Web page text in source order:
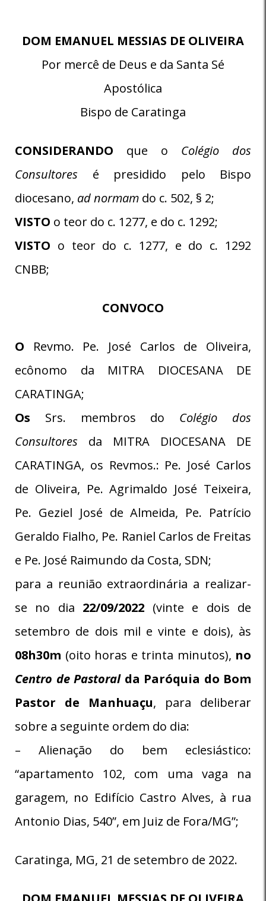
DOM EMANUEL MESSIAS DE OLIVEIRA
Por mercê de Deus e da Santa Sé
Apostólica
Bispo de Caratinga
CONSIDERANDO que o Colégio dos
Consultores é presidido pelo Bispo
diocesano, ad normam do c. 502, § 2;
VISTO o teor do c. 1277, e do c. 1292;
VISTO o teor do c. 1277, e do c. 1292
CNBB;
CONVOCO
O Revmo. Pe. José Carlos de Oliveira,
ecônomo da MITRA DIOCESANA DE
CARATINGA;
Os Srs. membros do Colégio dos
Consultores da MITRA DIOCESANA DE
CARATINGA, os Revmos.: Pe. José Carlos
de Oliveira, Pe. Agrimaldo José Teixeira,
Pe. Geziel José de Almeida, Pe. Patrício
Geraldo Fialho, Pe. Raniel Carlos de Freitas
e Pe. José Raimundo da Costa, SDN;
para a reunião extraordinária a realizar-
se no dia 22/09/2022 (vinte e dois de
setembro de dois mil e vinte e dois), às
08h30m (oito horas e trinta minutos), no
Centro de Pastoral da Paróquia do Bom
Pastor de Manhuaçu, para deliberar
sobre a seguinte ordem do dia:
– Alienação do bem eclesiástico:
“apartamento 102, com uma vaga na
garagem, no Edifício Castro Alves, à rua
Antonio Dias, 540”, em Juiz de Fora/MG”;
Caratinga, MG, 21 de setembro de 2022.